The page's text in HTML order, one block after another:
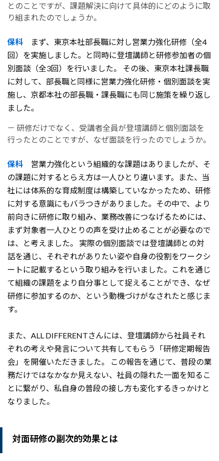
とのことですが、課題解決に向けて具体的にどのように取
り組まれたのでしょうか。
保科 まず、東京本社部長職に対し営業力強化研修（全4
回）を実施しました。と同時に登壇講師と研修参加者の個
別面談（全3回）を行いました。 その後、東京本社課長職
に対して、部長職と同様に営業力強化研修・個別面談を実
施し、京都本社の部長職・課長職にも同じ施策を繰り返し
ました。
－ 研修だけでなく、受講者全員が登壇講師と個別面談を
行ったとのことですが、なぜ面談を行ったのでしょうか。
保科 営業力強化という組織的な課題はありましたが、そ
の課題に対するとらえ方は一人ひとり違います。また、当
社には体系的な育成制度は構築していなかったため、研修
に対する意識にもバラつきがありました。その中で、より
前向きに研修に取り組み、業務改善につなげるためには、
まず対象者一人ひとりの声を受け止めることが必要なので
は、と考えました。 実際の個別面談では登壇講師との対
話を通じ、それぞれがありたい姿や自身の役割をワークシ
ートに記載するという取り組みを行いました。
これを通じ
て組織の課題をより自分事として捉えることができ、なぜ
研修に参加するのか、という動機づけがなされたと感じま
す。
また、ALL DIFFERENTさんには、登壇講師から社員それ
ぞれの考えや発言について共有してもらう「研修定期報告
会」を開催いただきました。 この報告を通じて、普段の業
務だけではなかなか見えない、社員の隠れた一面を知るこ
とに繋がり、私自身の普段の接し方も変化するきっかけと
なりました。
対面研修の副次的効果とは